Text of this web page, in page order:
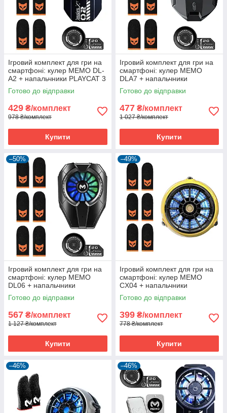
Ігровий комплект для гри на
смартфоні: кулер MEMO DL-
A2 + напальчники PLAYCAT 3
пари (6 шт.) + пластина
MEMO VC01
Готово до відправки
429 ₴/комплект
978 ₴/комплект
Купити
Ігровий комплект для гри на
смартфоні: кулер MEMO
DLA7 + напальчники
PLAYCAT 3 пари (6 шт.) +
пластина MEMO VC01
Готово до відправки
477 ₴/комплект
1 027 ₴/комплект
Купити
–50%
Ігровий комплект для гри на
смартфоні: кулер MEMO
DL06 + напальчники
PLAYCAT 3 пари (6 шт.) +
пластина MEMO VC01
Готово до відправки
567 ₴/комплект
1 127 ₴/комплект
Купити
–49%
Ігровий комплект для гри на
смартфоні: кулер MEMO
CX04 + напальчники
PLAYCAT 3 пари (6 шт.)
Готово до відправки
399 ₴/комплект
778 ₴/комплект
Купити
–46% –46%